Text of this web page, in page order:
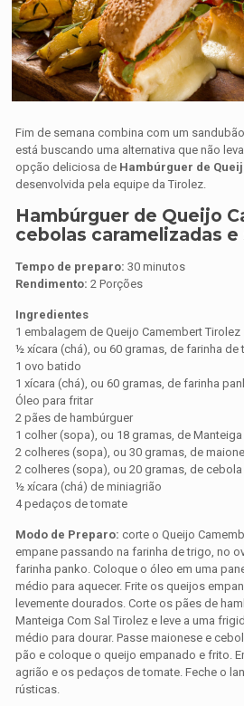
Fim de semana combina com um
está buscando uma alternativa que não
opção deliciosa de Hambúrguer de
desenvolvida pela equipe da Tirolez.
Hambúrguer de Queijo
cebolas caramelizadas e
Tempo de preparo: 30 minutos
Rendimento:2 Porções
Ingredientes
1 embalagem de Queijo Camembert Tirolez
½ xícara (chá), ou 60 gramas, de farinha de
1 ovo batido
1 xícara (chá), ou 60 gramas, de farinha
Óleo para fritar
2 pães de hambúrguer
1 colher (sopa), ou 18 gramas, de
2 colheres (sopa), ou 30 gramas, de
2 colheres (sopa), ou 20 gramas, de
½ xícara (chá) de miniagrião
4 pedaços de tomate
Modo de Preparo: corte o Queijo
empane passando na farinha de trigo, no
farinha panko. Coloque o óleo em uma
médio para aquecer. Frite os queijos
levemente dourados. Corte os pães de
Manteiga Com Sal Tirolez e leve a uma
médio para dourar. Passe maionese e
pão e coloque o queijo empanado e frito.
agrião e os pedaços de tomate. Feche o
rústicas.